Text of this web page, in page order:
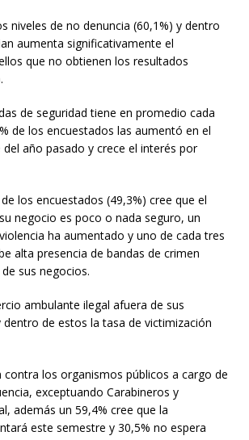
niveles de no denuncia (60,1%) y dentro
aumenta significativamente el
que no obtienen los resultados
de seguridad tiene en promedio cada
de los encuestados las aumentó en el
año pasado y crece el interés por
los encuestados (49,3%) cree que el
negocio es poco o nada seguro, un
ha aumentado y uno de cada tres
alta presencia de bandas de crimen
sus negocios.
ambulante ilegal afuera de sus
de estos la tasa de victimización
contra los organismos públicos a cargo de
exceptuando Carabineros y
además un 59,4% cree que la
este semestre y 30,5% no espera